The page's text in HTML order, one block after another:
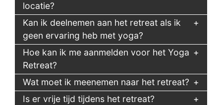
locatie?
Kan ik deelnemen aan het retreat als ik
geen ervaring heb met yoga?
Hoe kan ik me aanmelden voor het Yoga
Retreat?
Wat moet ik meenemen naar het retreat?
Is er vrije tijd tijdens het retreat?